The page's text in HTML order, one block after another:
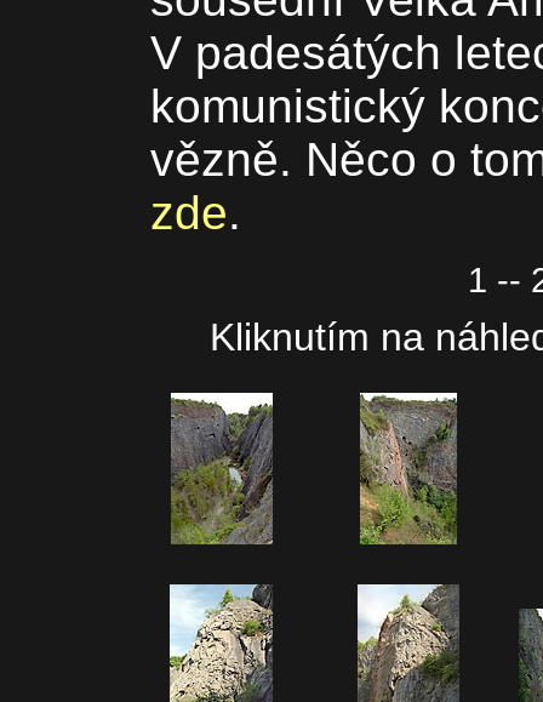
V padesátých
komunistický
vězně. Něco o
zde.
1 --
Kliknutím na